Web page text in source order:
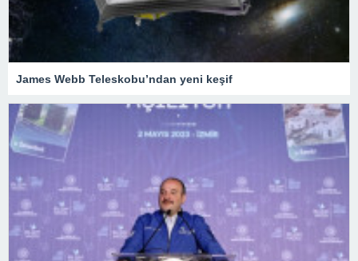
James Webb Teleskobu’ndan yeni keşif